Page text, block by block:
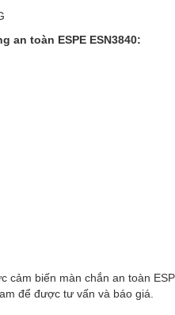
an toàn ESPE ESN3840:
cảm biến màn chắn an toàn
để được tư vấn và báo giá.